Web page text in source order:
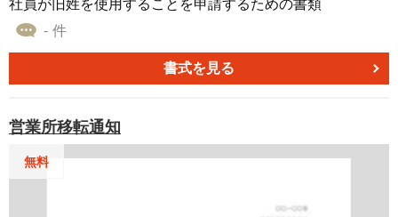
- 件
書式を見る
営業所移転通知
無料